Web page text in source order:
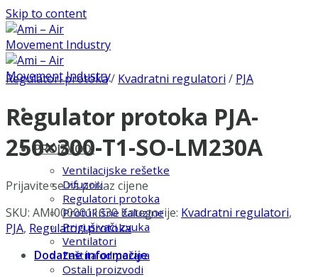
Skip to content
PROIZVODI
Ventilacijske rešetke
Difuzori
Regulatori protoka
Protukišne žaluzine
Prigušivači zvuka
Ventilatori
Zaštita od požara
Ostali proizvodi
Regulatori protoka/ Kvadratni regulatori / PJA
Regulator protoka PJA-
250×300-T1-SO-LM230A
Prijavite se za prikaz cijene
SKU: AMI0000011630 Kategorije: Kvadratni regulatori,
PJA, Regulatori protoka
Dodatne informacije